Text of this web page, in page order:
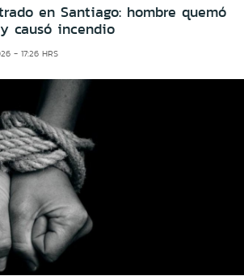
en Santiago: hombre quemó
causó incendio
- 17:26 HRS